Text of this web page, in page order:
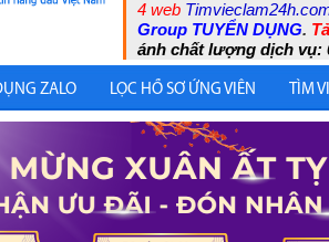
4 web
Group TUYỂN DỤNG.
ánh chất lượng dịch vụ:
ZALO LỌC HỒ SƠ ỨNG VIÊN TÌM